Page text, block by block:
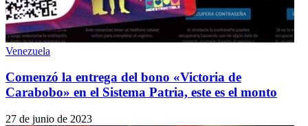
Venezuela
Comenzó la entrega del bono «Victoria de
Carabobo» en el Sistema Patria, este es el monto
27 de junio de 2023